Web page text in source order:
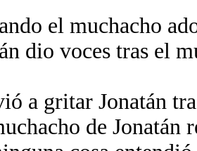
el muchacho
dio voces tras el
a gritar Jonatán
de Jonatán